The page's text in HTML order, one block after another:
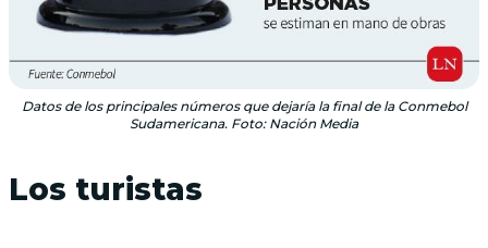
Datos de los principales números que dejaría la final de la Conmebol
Sudamericana. Foto: Nación Media
Los turistas